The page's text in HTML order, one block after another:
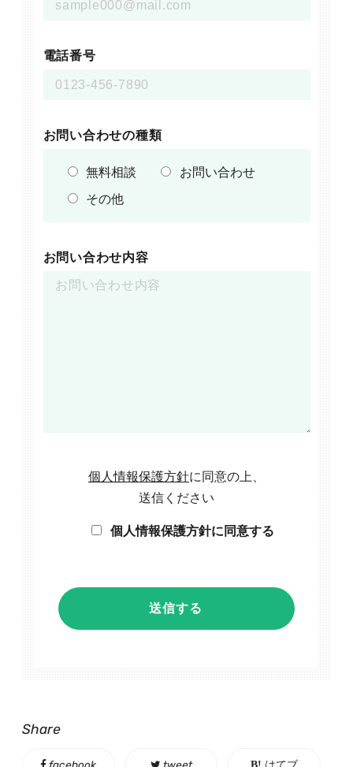
電話番号
お問い合わせの種類
無料相談
お問い合わせ
その他
お問い合わせ内容
個人情報保護方針に同意の上、
送信ください
個人情報保護方針に同意する
Share